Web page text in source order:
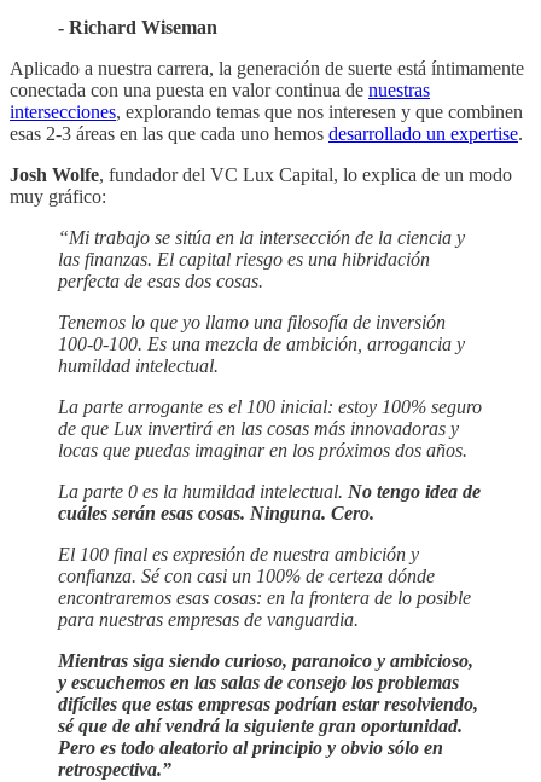
- Richard Wiseman
Aplicado a nuestra carrera, la generación de suerte está íntimamente
conectada con una puesta en valor continua de nuestras
intersecciones, explorando temas que nos interesen y que combinen
esas 2-3 áreas en las que cada uno hemos desarrollado un expertise.
Josh Wolfe, fundador del VC Lux Capital, lo explica de un modo
muy gráfico:
“Mi trabajo se sitúa en la intersección de la ciencia y
las finanzas. El capital riesgo es una hibridación
perfecta de esas dos cosas.
Tenemos lo que yo llamo una filosofía de inversión
100-0-100. Es una mezcla de ambición, arrogancia y
humildad intelectual.
La parte arrogante es el 100 inicial: estoy 100% seguro
de que Lux invertirá en las cosas más innovadoras y
locas que puedas imaginar en los próximos dos años.
La parte 0 es la humildad intelectual. No tengo idea de
cuáles serán esas cosas. Ninguna. Cero.
El 100 final es expresión de nuestra ambición y
confianza. Sé con casi un 100% de certeza dónde
encontraremos esas cosas: en la frontera de lo posible
para nuestras empresas de vanguardia.
Mientras siga siendo curioso, paranoico y ambicioso,
y escuchemos en las salas de consejo los problemas
difíciles que estas empresas podrían estar resolviendo,
sé que de ahí vendrá la siguiente gran oportunidad.
Pero es todo aleatorio al principio y obvio sólo en
retrospectiva.”